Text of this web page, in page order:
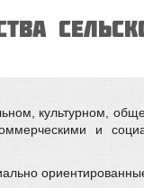
культурном,
и